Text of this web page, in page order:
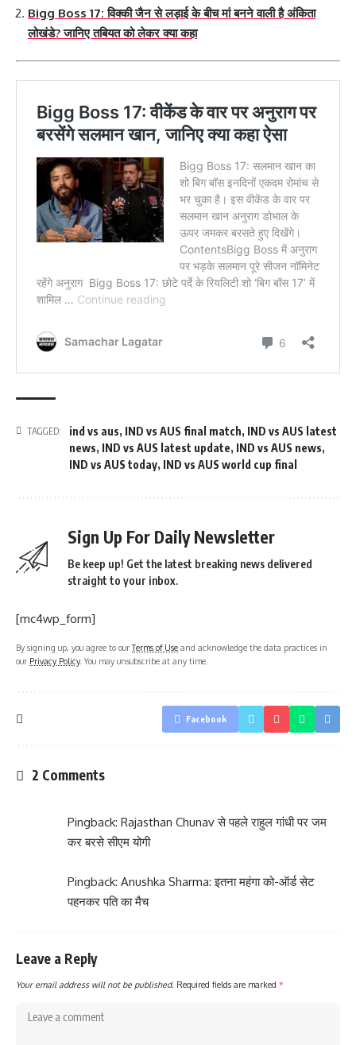
Bigg Boss 17: विक्की जैन से लड़ाई के बीच मां बनने वाली है अंकिता
लोखंडे? जानिए तबियत को लेकर क्या कहा
TAGGED: ind vs aus, IND vs AUS final match, IND vs AUS latest
news, IND vs AUS latest update, IND vs AUS news,
IND vs AUS today, IND vs AUS world cup final
Sign Up For Daily Newsletter
Be keep up! Get the latest breaking news delivered
straight to your inbox.
[mc4wp_form]
By signing up, you agree to ourTerms of Use and acknowledge the data practices in
our Privacy Policy. You may unsubscribe at any time.
Facebook
2 Comments
Pingback: Rajasthan Chunav से पहले राहुल गांधी पर जम
कर बरसे सीएम योगी
Pingback: Anushka Sharma: इतना महंगा को-ऑर्ड सेट
पहनकर पति का मैच
Leave a Reply
Your email address will not be published. Required fields are marked *